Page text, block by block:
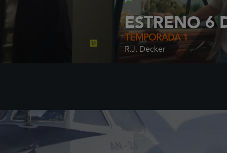
ESTRENO 6
TEMPORADA 1
R.J. Decker